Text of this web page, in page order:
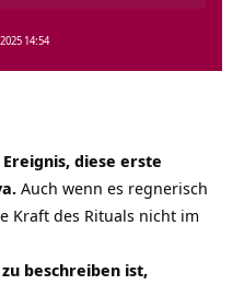
14:54
diese erste
Auch wenn es regnerisch
Kraft des Rituals nicht im
beschreiben ist,